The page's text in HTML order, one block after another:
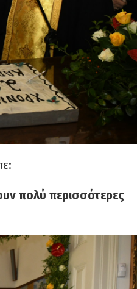
πολύ περισσότερες